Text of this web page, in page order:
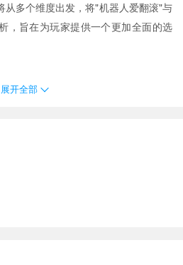
从多个维度出发，将"机器人爱翻滚"与
，旨在为玩家提供一个更加全面的选
基础的益智解谜类游戏，玩家需要控
"的特点及其在市场中的位置，我们选
作为比较对象：《Cut the Rope》
》（愤怒的小鸟）。这三款游戏都属
同的魅力所在。
原理解决难题；
展开全部